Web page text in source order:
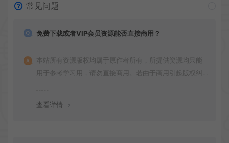
常见问题
免费下载或者VIP会员资源能否直接商用？
本站所有资源版权均属于原作者所有，所提供资源均只能
用于参考学习用，请勿直接商用。若由于商用引起版权纠
查看详情